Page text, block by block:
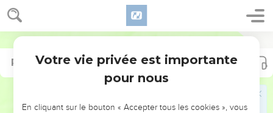
NE MANQUEZ PAS L’ÉVÉNEMENT
Psaumes 60
Psaumes 72
Votre vie privée est importante
pour nous
En cliquant sur le bouton « Accepter tous les cookies », vous